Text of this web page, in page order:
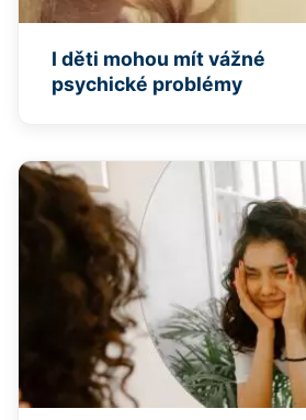
I děti mohou mít vážné
psychické problémy